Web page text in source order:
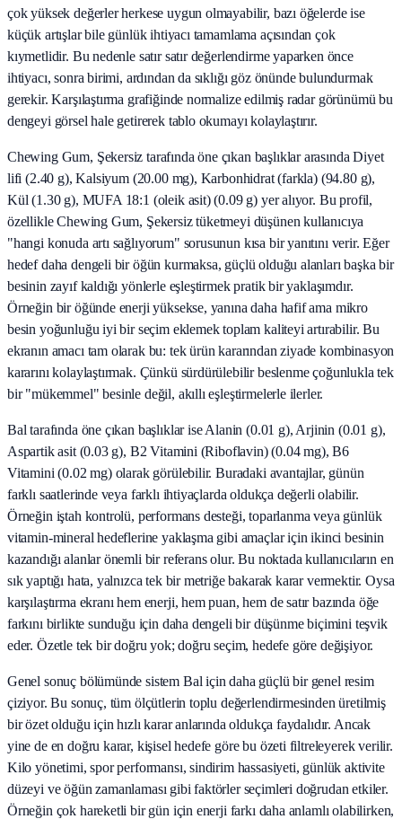
çok yüksek değerler herkese uygun olmayabilir, bazı öğelerde ise
küçük artışlar bile günlük ihtiyacı tamamlama açısından çok
kıymetlidir. Bu nedenle satır satır değerlendirme yaparken önce
ihtiyacı, sonra birimi, ardından da sıklığı göz önünde bulundurmak
gerekir. Karşılaştırma grafiğinde normalize edilmiş radar görünümü bu
dengeyi görsel hale getirerek tablo okumayı kolaylaştırır.
Chewing Gum, Şekersiz tarafında öne çıkan başlıklar arasında Diyet
lifi (2.40 g), Kalsiyum (20.00 mg), Karbonhidrat (farkla) (94.80 g),
Kül (1.30 g), MUFA 18:1 (oleik asit) (0.09 g) yer alıyor. Bu profil,
özellikle Chewing Gum, Şekersiz tüketmeyi düşünen kullanıcıya
"hangi konuda artı sağlıyorum" sorusunun kısa bir yanıtını verir. Eğer
hedef daha dengeli bir öğün kurmaksa, güçlü olduğu alanları başka bir
besinin zayıf kaldığı yönlerle eşleştirmek pratik bir yaklaşımdır.
Örneğin bir öğünde enerji yüksekse, yanına daha hafif ama mikro
besin yoğunluğu iyi bir seçim eklemek toplam kaliteyi artırabilir. Bu
ekranın amacı tam olarak bu: tek ürün kararından ziyade kombinasyon
kararını kolaylaştırmak. Çünkü sürdürülebilir beslenme çoğunlukla tek
bir "mükemmel" besinle değil, akıllı eşleştirmelerle ilerler.
Bal tarafında öne çıkan başlıklar ise Alanin (0.01 g), Arjinin (0.01 g),
Aspartik asit (0.03 g), B2 Vitamini (Riboflavin) (0.04 mg), B6
Vitamini (0.02 mg) olarak görülebilir. Buradaki avantajlar, günün
farklı saatlerinde veya farklı ihtiyaçlarda oldukça değerli olabilir.
Örneğin iştah kontrolü, performans desteği, toparlanma veya günlük
vitamin-mineral hedeflerine yaklaşma gibi amaçlar için ikinci besinin
kazandığı alanlar önemli bir referans olur. Bu noktada kullanıcıların en
sık yaptığı hata, yalnızca tek bir metriğe bakarak karar vermektir. Oysa
karşılaştırma ekranı hem enerji, hem puan, hem de satır bazında öğe
farkını birlikte sunduğu için daha dengeli bir düşünme biçimini teşvik
eder. Özetle tek bir doğru yok; doğru seçim, hedefe göre değişiyor.
Genel sonuç bölümünde sistem Bal için daha güçlü bir genel resim
çiziyor. Bu sonuç, tüm ölçütlerin toplu değerlendirmesinden üretilmiş
bir özet olduğu için hızlı karar anlarında oldukça faydalıdır. Ancak
yine de en doğru karar, kişisel hedefe göre bu özeti filtreleyerek verilir.
Kilo yönetimi, spor performansı, sindirim hassasiyeti, günlük aktivite
düzeyi ve öğün zamanlaması gibi faktörler seçimleri doğrudan etkiler.
Örneğin çok hareketli bir gün için enerji farkı daha anlamlı olabilirken,